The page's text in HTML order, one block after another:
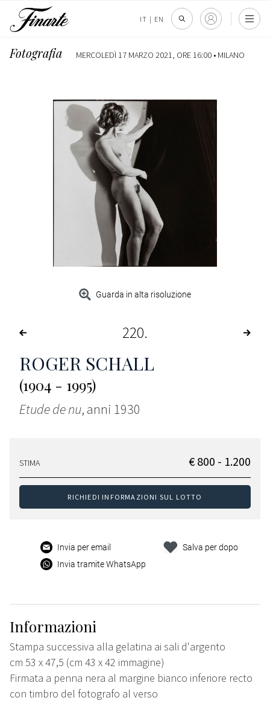
IT | EN
Fotografia MERCOLEDÌ 17 MARZO 2021, ORE 16:00 • MILANO
Guarda in alta risoluzione
220
ROGER SCHALL
(1904 - 1995)
Etude de nu, anni 1930
STIMA € 800 - 1.200
RICHIEDI INFORMAZIONI SUL LOTTO
Invia per email
Invia tramite WhatsApp
Salva per dopo
Informazioni
Stampa successiva alla gelatina ai sali d'argento
cm 53 x 47,5 (cm 43 x 42 immagine)
Firmata a penna nera al margine bianco inferiore recto
con timbro del fotografo al verso